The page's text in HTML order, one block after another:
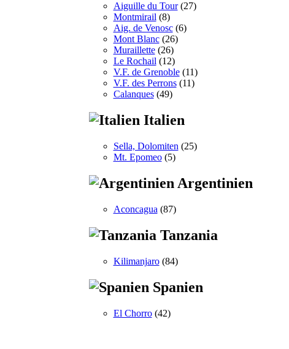
Aiguille du Tour(27)
Montmirail(8)
Aig. de Venosc(6)
Mont Blanc(26)
Muraillette(26)
Le Rochail(12)
V.F. de Grenoble(11)
V.F. des Perrons(11)
Calanques(49)
Italien
Sella, Dolomiten (25)
Mt. Epomeo(5)
Argentinien
Aconcagua (87)
Tanzania
Kilimanjaro(84)
Spanien
El Chorro(42)